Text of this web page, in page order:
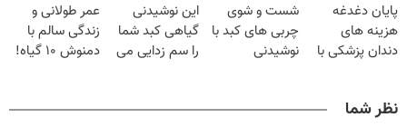
میلیون تومان!!!
تخفیف
مرجوعی
پایان دغدغه
هزینه های
دندان پزشکی با
شست و شوی
چربی های کبد با
نوشیدنی
این نوشیدنی
گیاهی کبد شما
را سم زدایی می
عمر طولانی و
زندگی سالم با
دمنوش ۱۰ گیاه!
نظر شما